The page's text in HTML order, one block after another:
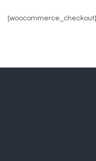
[woocommerce_checkout]